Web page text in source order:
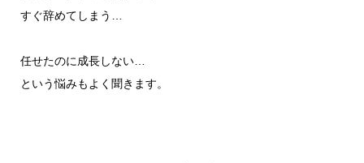
すぐ辞めてしまう…
任せたのに成長しない…
という悩みもよく聞きます。